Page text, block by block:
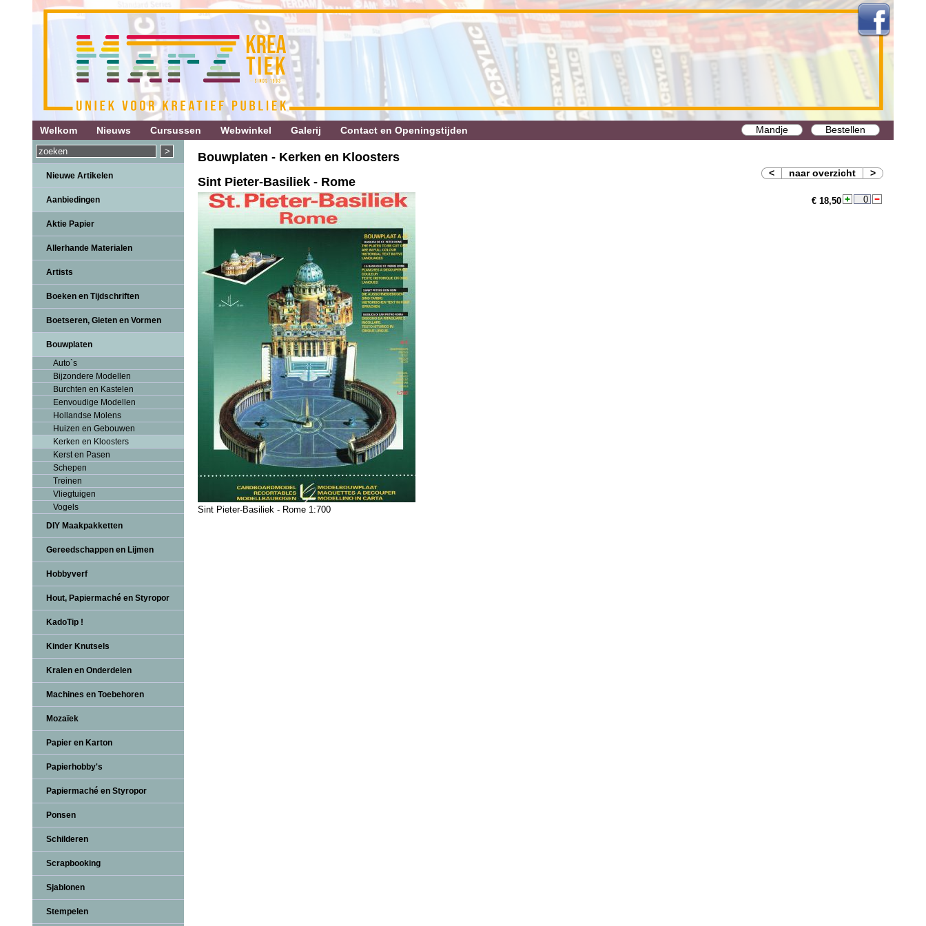
Welkom Nieuws Cursussen Webwinkel Galerij Contact en Openingstijden Mandje Bestellen
Nieuwe Artikelen
Aanbiedingen
Aktie Papier
Allerhande Materialen
Artists
Boeken en Tijdschriften
Boetseren, Gieten en Vormen
Bouwplaten
Auto`s
Bijzondere Modellen
Burchten en Kastelen
Eenvoudige Modellen
Hollandse Molens
Huizen en Gebouwen
Kerken en Kloosters
Kerst en Pasen
Schepen
Treinen
Vliegtuigen
Vogels
DIY Maakpakketten
Gereedschappen en Lijmen
Hobbyverf
Hout, Papiermaché en Styropor
KadoTip !
Kinder Knutsels
Kralen en Onderdelen
Machines en Toebehoren
Mozaïek
Papier en Karton
Papierhobby's
Papiermaché en Styropor
Ponsen
Schilderen
Scrapbooking
Sjablonen
Stempelen
Bouwplaten - Kerken en Kloosters
< naar overzicht >
Sint Pieter-Basiliek - Rome
€ 18,50
Sint Pieter-Basiliek - Rome 1:700